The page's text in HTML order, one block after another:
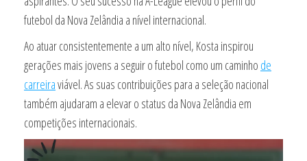
futebol da Nova Zelândia a nível internacional.
Ao atuar consistentemente a um alto nível, Kosta inspirou
gerações mais jovens a seguir o futebol como um caminho de
carreiraviável. As suas contribuições para a seleção nacional
também ajudaram a elevar o status da Nova Zelândia em
competições internacionais.